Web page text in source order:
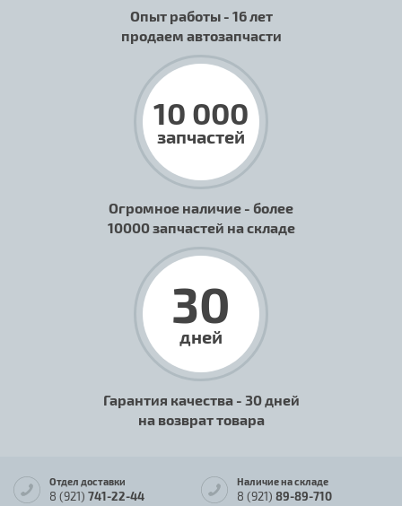
Опыт работы - 16 лет
продаем автозапчасти
10 000
запчастей
Огромное наличие - более
10000 запчастей на складе
30
дней
Гарантия качества - 30 дней
на возврат товара
Отдел доставки
8 (921) 741-22-44
Наличие на складе
8 (921) 89-89-710